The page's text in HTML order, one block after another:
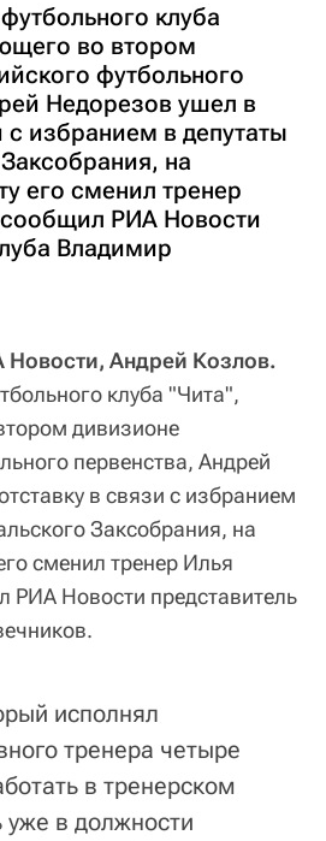
клуба
во втором
футбольного
Недорезов ушел в
с избранием в депутаты
на
его сменил тренер
РИА Новости
Владимир
Новости, Андрей Козлов.
клуба "Чита",
дивизионе
первенства, Андрей
в связи с избранием
Заксобрания, на
сменил тренер Илья
РИА Новости представитель
исполнял
тренера четыре
в тренерском
в должности